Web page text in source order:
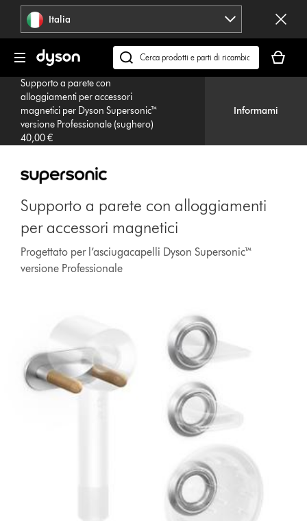
navigazione Italia
Cerca
su
dyson.it
carrello
è
Supporto a parete con
alloggiamenti per accessori
magnetici per Dyson Supersonic™
versione Professionale (sughero)
40,00 €
Informami
Supporto a parete con alloggiamenti
per accessori magnetici
Progettato per l’asciugacapelli Dyson Supersonic™
versione Professionale